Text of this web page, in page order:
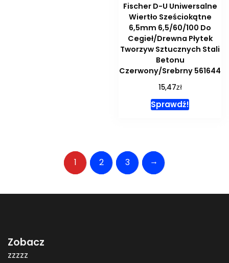
Fischer D-U Uniwersalne
Wiertło Sześciokątne
6,5mm 6,5/60/100 Do
Cegieł/Drewna Płytek
Tworzyw Sztucznych Stali
Betonu
Czerwony/Srebrny 561644
15,47zł
Sprawdź!
1 2 3 →
Zobacz
zzzzz